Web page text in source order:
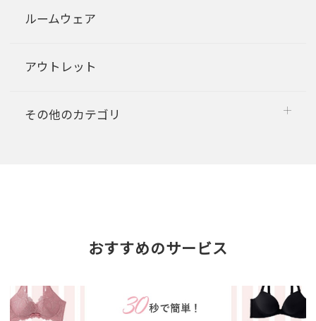
ルームウェア
アウトレット
その他のカテゴリ
おすすめのサービス